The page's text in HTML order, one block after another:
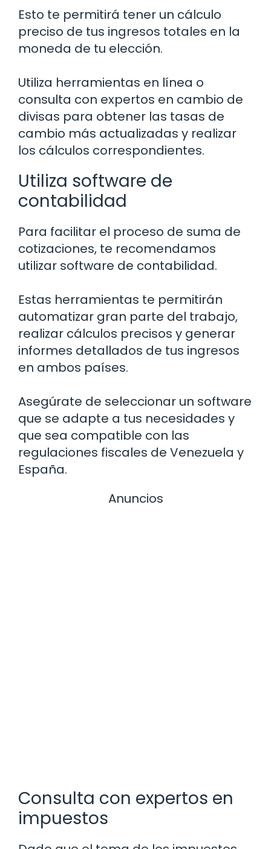
Esto te permitirá tener un cálculo
preciso de tus ingresos totales en la
moneda de tu elección.
Utiliza herramientas en línea o
consulta con expertos en cambio de
divisas para obtener las tasas de
cambio más actualizadas y realizar
los cálculos correspondientes.
Utiliza software de
contabilidad
Para facilitar el proceso de suma de
cotizaciones, te recomendamos
utilizar software de contabilidad.
Estas herramientas te permitirán
automatizar gran parte del trabajo,
realizar cálculos precisos y generar
informes detallados de tus ingresos
en ambos países.
Asegúrate de seleccionar un software
que se adapte a tus necesidades y
que sea compatible con las
regulaciones fiscales de Venezuela y
España.
Anuncios
Consulta con expertos en
impuestos